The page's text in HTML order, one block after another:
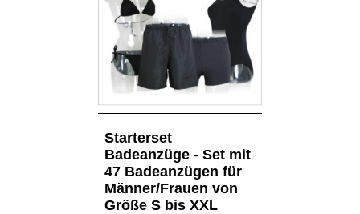
Starterset
Badeanzüge - Set mit
47 Badeanzügen für
Männer/Frauen von
Größe S bis XXL